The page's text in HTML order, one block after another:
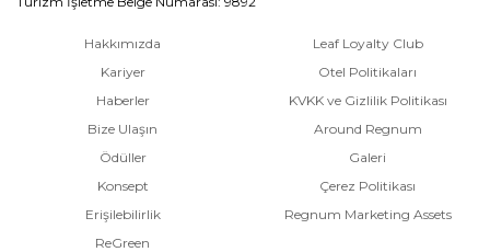
Hakkımızda
Kariyer
Haberler
Bize Ulaşın
Ödüller
Konsept
Erişilebilirlik
ReGreen
Leaf Loyalty Club
Otel Politikaları
KVKK ve Gizlilik Politikası
Around Regnum
Galeri
Çerez Politikası
Regnum Marketing Assets